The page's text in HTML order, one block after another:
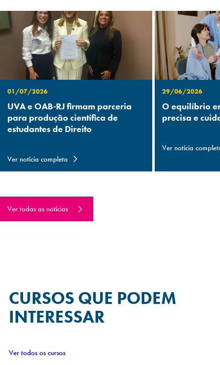
01/07/2026
UVA e OAB-RJ firmam parceria
para produção científica de
estudantes de Direito
Ver notícia completa
29/06/2026
O equilíbrio
precisa e
Ver notícia
Ver todas as notícias
CURSOS QUE PODEM
INTERESSAR
Ver todos os cursos